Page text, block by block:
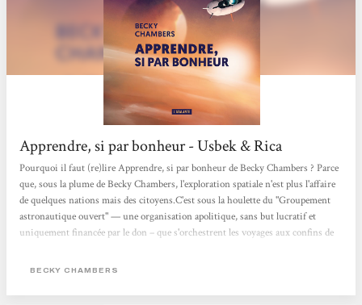
Apprendre, si par bonheur - Usbek & Rica
Pourquoi il faut (re)lire Apprendre, si par bonheur de Becky Chambers ? Parce
que, sous la plume de Becky Chambers, l'exploration spatiale n'est plus l'affaire
de quelques nations mais des citoyens.C'est sous la houlette du "Groupement
astronautique ouvert" — une organisation apolitique, sans but lucratif et
uniquement financée par le don – que s'orchestrent les voyages aux confins de
manière, selon l'autrice californienne, de "faire de la science sérieuse avec de
foncièrement...
BECKY CHAMBERS